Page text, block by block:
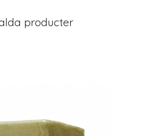
producter